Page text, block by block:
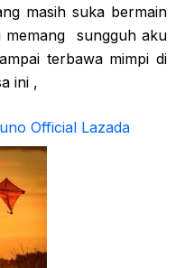
masih suka bermain
memang sungguh aku
terbawa mimpi di
ini ,
Official Lazada